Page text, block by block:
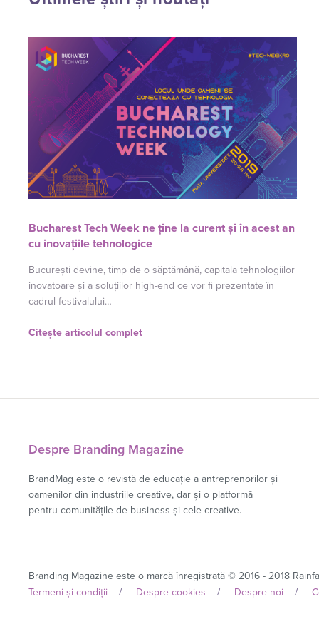
Bucharest Tech Week ne ține la curent și în acest an
cu inovațiile tehnologice
București devine, timp de o săptămână, capitala tehnologiilor
inovatoare și a soluțiilor high-end ce vor fi prezentate în
cadrul festivalului…
Citește articolul complet
Despre Branding Magazine
BrandMag este o revistă de educație a antreprenorilor și
oamenilor din industriile creative, dar și o platformă
pentru comunitățile de business și cele creative.
Branding Magazine este o marcă înregistrată © 2016 - 2018
Termeni și condiții
Despre cookies Despre noi